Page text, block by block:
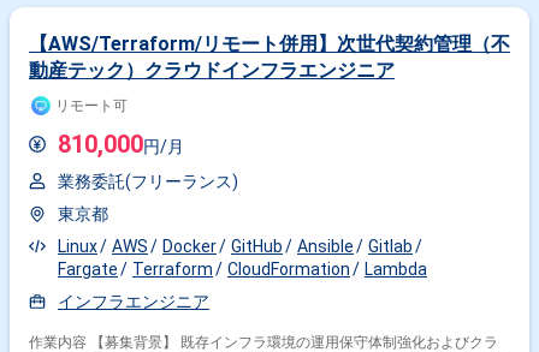
【AWS/Terraform/リモート併用】次世代契約管理（不
動産テック）クラウドインフラエンジニア
リモート可
810,000円/月
業務委託(フリーランス)
東京都
Linux
AWS Docker GitHub Ansible
Gitlab
Fargate
Terraform CloudFormation
Lambda
インフラエンジニア
作業内容 【募集背景】 既存インフラ環境の運用保守体制強化およびクラ